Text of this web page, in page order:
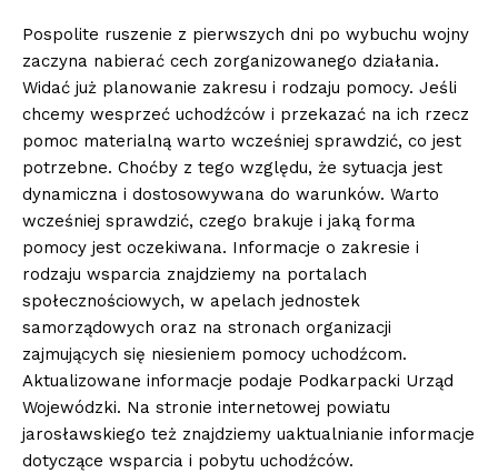
Pospolite ruszenie z pierwszych dni po wybuchu wojny
zaczyna nabierać cech zorganizowanego działania.
Widać już planowanie zakresu i rodzaju pomocy. Jeśli
chcemy wesprzeć uchodźców i przekazać na ich rzecz
pomoc materialną warto wcześniej sprawdzić, co jest
potrzebne. Choćby z tego względu, że sytuacja jest
dynamiczna i dostosowywana do warunków. Warto
wcześniej sprawdzić, czego brakuje i jaką forma
pomocy jest oczekiwana. Informacje o zakresie i
rodzaju wsparcia znajdziemy na portalach
społecznościowych, w apelach jednostek
samorządowych oraz na stronach organizacji
zajmujących się niesieniem pomocy uchodźcom.
Aktualizowane informacje podaje Podkarpacki Urząd
Wojewódzki. Na stronie internetowej powiatu
jarosławskiego też znajdziemy uaktualnianie informacje
dotyczące wsparcia i pobytu uchodźców.